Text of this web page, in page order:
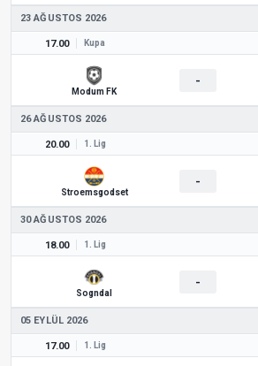
23 AĞUSTOS 2026
17.00 Kupa
Modum FK
-
26 AĞUSTOS 2026
20.00 1. Lig
Stroemsgodset
-
30 AĞUSTOS 2026
18.00 1. Lig
Sogndal
-
05 EYLÜL 2026
17.00 1. Lig